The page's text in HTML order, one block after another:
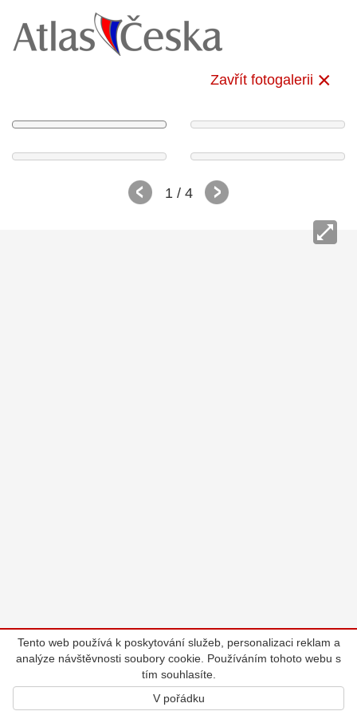
Zavřít fotogalerii
1/ 4
Tento web používá k poskytování služeb, personalizaci reklam a
analýze návštěvnosti soubory cookie. Používáním tohoto webu s
tím souhlasíte.
V pořádku